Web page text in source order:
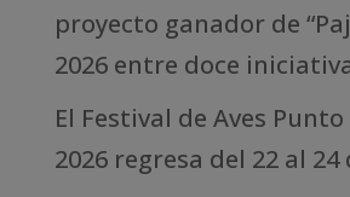
proyecto ganador de
2026 entre doce
El Festival de Aves
2026 regresa del 22 al 24